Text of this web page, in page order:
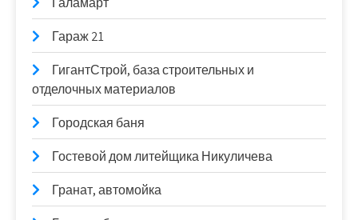
Гараж 21
ГигантСтрой, база строительных и
отделочных материалов
Городская баня
Гостевой дом литейщика Никуличева
Гранат, автомойка